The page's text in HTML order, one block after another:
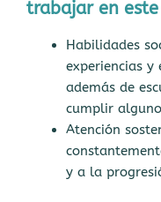
trabajar en
Habilidades
experiencias y
además de
cumplir
Atención
y a la